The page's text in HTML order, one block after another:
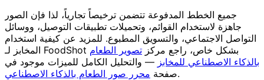
جميع الخطط المدفوعة تتضمن ترخيصاً تجارياً، لذا فإن الصور
جاهزة لاستخدام القوائم، وتحميلات تطبيقات التوصيل، ووسائل
التواصل الاجتماعي، والتسويق المطبوع. للمزيد عن كيفية استخدام
المخابز لـ FoodShot بشكل خاص، راجع مركز تصوير الطعام
بالذكاء الاصطناعي للمخابز — والتحليل الكامل للميزات موجود في
صفحة محرر صور الطعام بالذكاء الاصطناعي .